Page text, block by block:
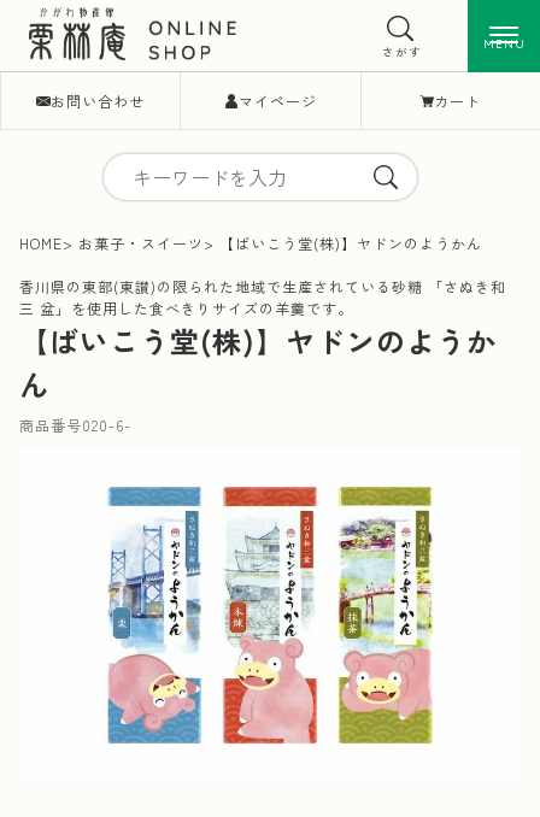
お問い合わせ マイページ カート
MENU
さがす MENU
HOME お菓子・スイーツ 【ばいこう堂(株)】ヤドンのようかん
香川県の東部(東讃)の限られた地域で生産されている砂糖 「さぬき和
三 盆」を使用した食べきりサイズの羊羹です。
【ばいこう堂(株)】ヤドンのようか
ん
商品番号020-6-